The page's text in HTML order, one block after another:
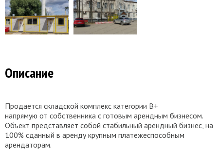
Описание
Продается складской комплекс категории B+
напрямую от собственника с готовым арендным бизнесом.
Объект представляет собой стабильный арендный бизнес, на
100% сданный в аренду крупным платежеспособным
арендаторам.